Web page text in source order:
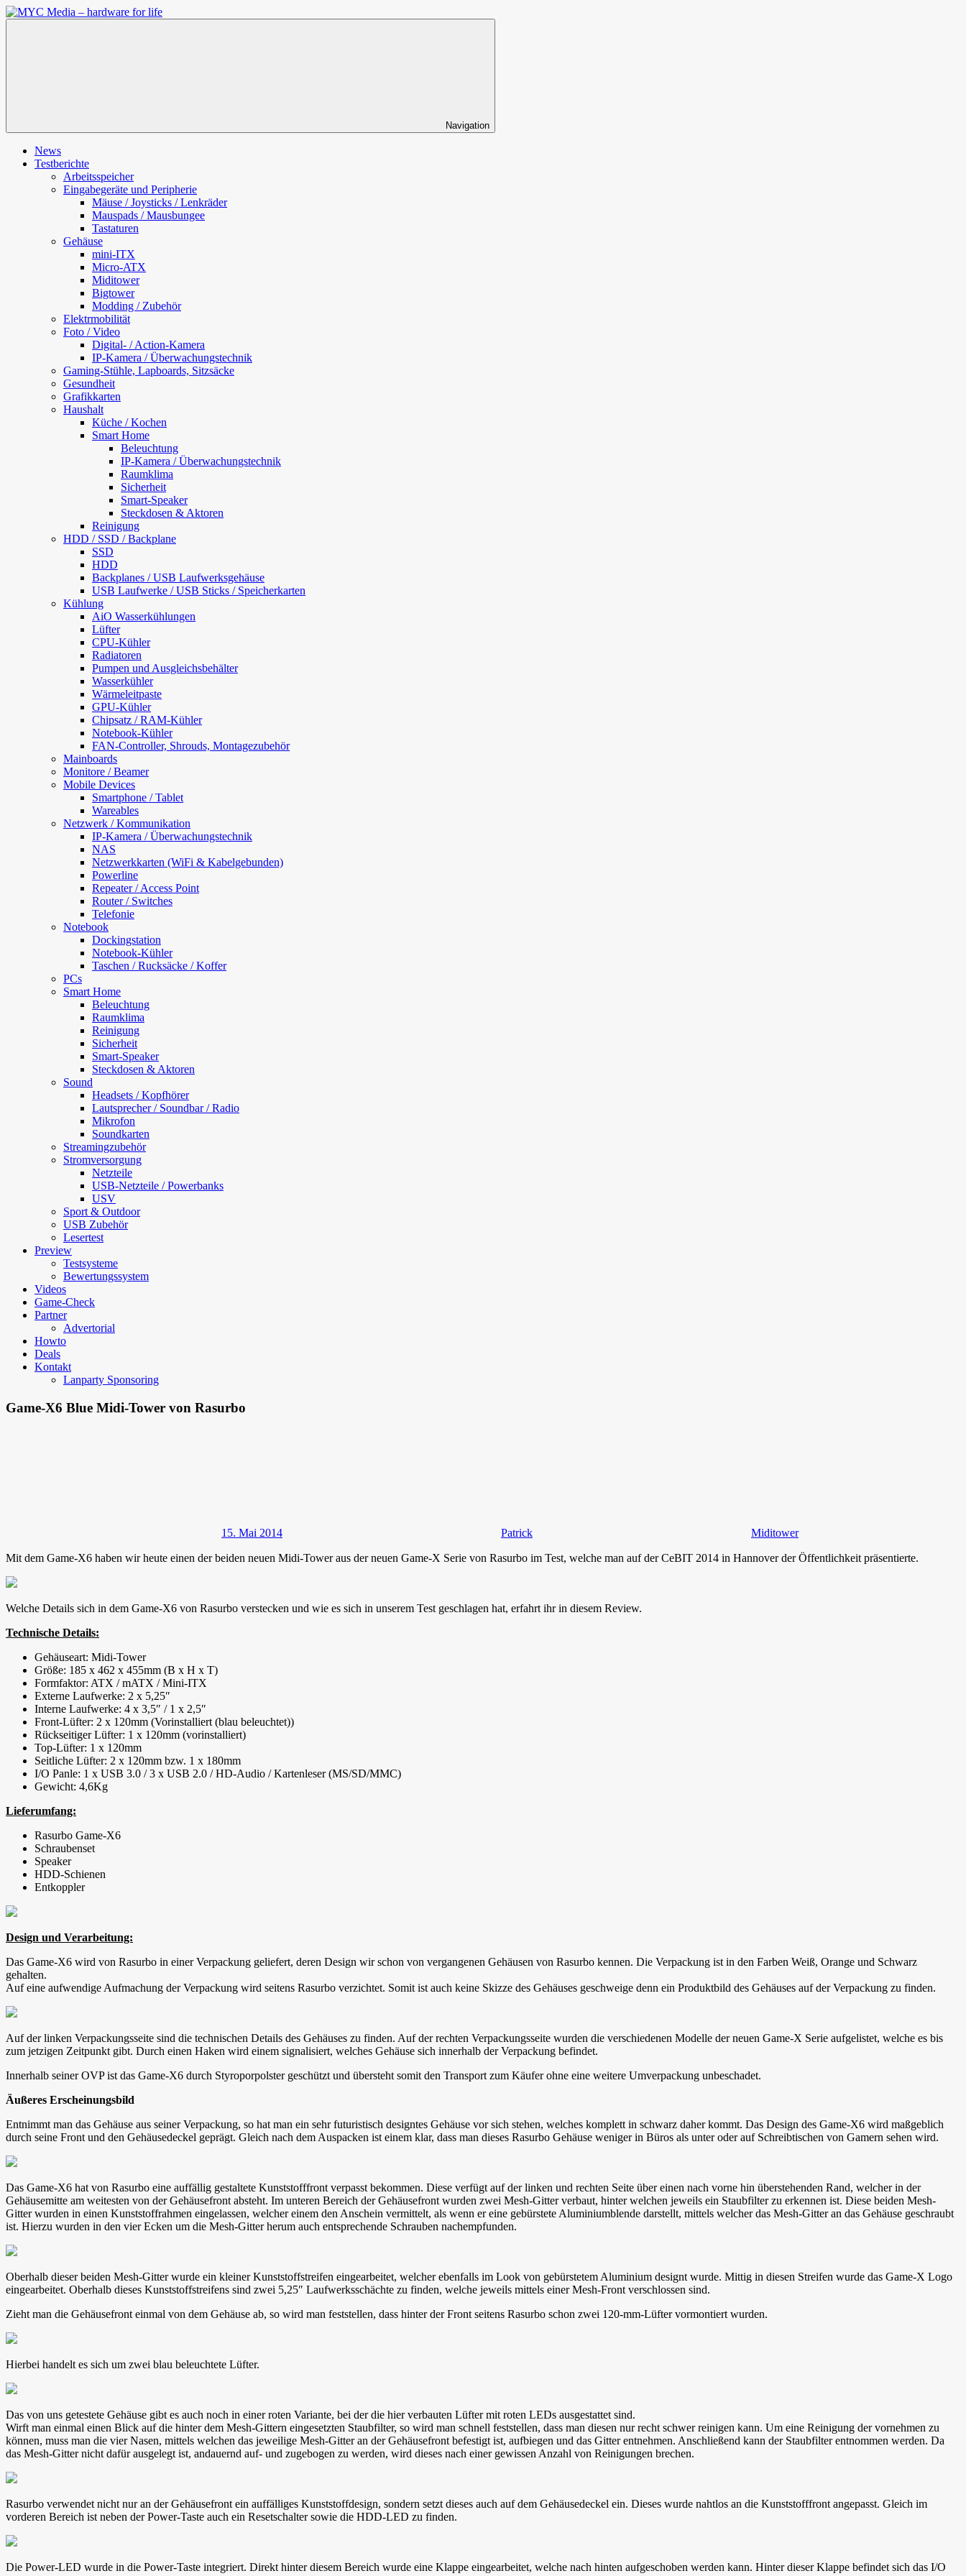
Zum
Inhalt
Navigation
News
Testberichte
Arbeitsspeicher
Eingabegeräte und Peripherie
Mäuse / Joysticks / Lenkräder
Mauspads / Mausbungee
Tastaturen
Gehäuse
mini-ITX
Micro-ATX
Miditower
Bigtower
Modding / Zubehör
Elektrmobilität
Foto / Video
Digital- / Action-Kamera
IP-Kamera / Überwachungstechnik
Gaming-Stühle, Lapboards, Sitzsäcke
Gesundheit
Grafikkarten
Haushalt
Küche / Kochen
Smart Home
Beleuchtung
IP-Kamera / Überwachungstechnik
Raumklima
Sicherheit
Smart-Speaker
Steckdosen & Aktoren
Reinigung
HDD / SSD / Backplane
SSD
HDD
Backplanes / USB Laufwerksgehäuse
USB Laufwerke / USB Sticks / Speicherkarten
Kühlung
AiO Wasserkühlungen
Lüfter
CPU-Kühler
Radiatoren
Pumpen und Ausgleichsbehälter
Wasserkühler
Wärmeleitpaste
GPU-Kühler
Chipsatz / RAM-Kühler
Notebook-Kühler
FAN-Controller, Shrouds, Montagezubehör
Mainboards
Monitore / Beamer
Mobile Devices
Smartphone / Tablet
Wareables
Netzwerk / Kommunikation
IP-Kamera / Überwachungstechnik
NAS
Netzwerkkarten (WiFi & Kabelgebunden)
Powerline
Repeater / Access Point
Router / Switches
Telefonie
Notebook
Dockingstation
Notebook-Kühler
Taschen / Rucksäcke / Koffer
PCs
Smart Home
Beleuchtung
Raumklima
Reinigung
Sicherheit
Smart-Speaker
Steckdosen & Aktoren
Sound
Headsets / Kopfhörer
Lautsprecher / Soundbar / Radio
Mikrofon
Soundkarten
Streamingzubehör
Stromversorgung
Netzteile
USB-Netzteile / Powerbanks
USV
Sport & Outdoor
USB Zubehör
Lesertest
Preview
Testsysteme
Bewertungssystem
Videos
Game-Check
Partner
Advertorial
Howto
Deals
Kontakt
Lanparty Sponsoring
Game-X6 Blue Midi-Tower von Rasurbo
15. Mai 2014 Patrick Miditower
Mit dem Game-X6 haben wir heute einen der beiden neuen Midi-Tower aus der neuen Game-X Serie von Rasurbo im Test, welche man auf der CeBIT 2014 in Hannover der Öffentlichkeit präsentierte.
Welche Details sich in dem Game-X6 von Rasurbo verstecken und wie es sich in unserem Test geschlagen hat, erfahrt ihr in diesem Review.
Technische Details:
Gehäuseart: Midi-Tower
Größe: 185 x 462 x 455mm (B x H x T)
Formfaktor: ATX / mATX / Mini-ITX
Externe Laufwerke: 2 x 5,25″
Interne Laufwerke: 4 x 3,5″ / 1 x 2,5″
Front-Lüfter: 2 x 120mm (Vorinstalliert (blau beleuchtet))
Rückseitiger Lüfter: 1 x 120mm (vorinstalliert)
Top-Lüfter: 1 x 120mm
Seitliche Lüfter: 2 x 120mm bzw. 1 x 180mm
I/O Panle: 1 x USB 3.0 / 3 x USB 2.0 / HD-Audio / Kartenleser (MS/SD/MMC)
Gewicht: 4,6Kg
Lieferumfang:
Rasurbo Game-X6
Schraubenset
Speaker
HDD-Schienen
Entkoppler
Design und Verarbeitung:
Das Game-X6 wird von Rasurbo in einer Verpackung geliefert, deren Design wir schon von vergangenen Gehäusen von Rasurbo kennen. Die Verpackung ist in den Farben Weiß, Orange und Schwarz
gehalten.
Auf eine aufwendige Aufmachung der Verpackung wird seitens Rasurbo verzichtet. Somit ist auch keine Skizze des Gehäuses geschweige denn ein Produktbild des Gehäuses auf der Verpackung zu finden.
Auf der linken Verpackungsseite sind die technischen Details des Gehäuses zu finden. Auf der rechten Verpackungsseite wurden die verschiedenen Modelle der neuen Game-X Serie aufgelistet, welche es bis
zum jetzigen Zeitpunkt gibt. Durch einen Haken wird einem signalisiert, welches Gehäuse sich innerhalb der Verpackung befindet.
Innerhalb seiner OVP ist das Game-X6 durch Styroporpolster geschützt und übersteht somit den Transport zum Käufer ohne eine weitere Umverpackung unbeschadet.
Äußeres Erscheinungsbild
Entnimmt man das Gehäuse aus seiner Verpackung, so hat man ein sehr futuristisch designtes Gehäuse vor sich stehen, welches komplett in schwarz daher kommt. Das Design des Game-X6 wird maßgeblich
durch seine Front und den Gehäusedeckel geprägt. Gleich nach dem Auspacken ist einem klar, dass man dieses Rasurbo Gehäuse weniger in Büros als unter oder auf Schreibtischen von Gamern sehen wird.
Das Game-X6 hat von Rasurbo eine auffällig gestaltete Kunststofffront verpasst bekommen. Diese verfügt auf der linken und rechten Seite über einen nach vorne hin überstehenden Rand, welcher in der
Gehäusemitte am weitesten von der Gehäusefront absteht. Im unteren Bereich der Gehäusefront wurden zwei Mesh-Gitter verbaut, hinter welchen jeweils ein Staubfilter zu erkennen ist. Diese beiden Mesh-
Gitter wurden in einen Kunststoffrahmen eingelassen, welcher einem den Anschein vermittelt, als wenn er eine gebürstete Aluminiumblende darstellt, mittels welcher das Mesh-Gitter an das Gehäuse geschraubt
ist. Hierzu wurden in den vier Ecken um die Mesh-Gitter herum auch entsprechende Schrauben nachempfunden.
Oberhalb dieser beiden Mesh-Gitter wurde ein kleiner Kunststoffstreifen eingearbeitet, welcher ebenfalls im Look von gebürstetem Aluminium designt wurde. Mittig in diesen Streifen wurde das Game-X Logo
eingearbeitet. Oberhalb dieses Kunststoffstreifens sind zwei 5,25″ Laufwerksschächte zu finden, welche jeweils mittels einer Mesh-Front verschlossen sind.
Zieht man die Gehäusefront einmal von dem Gehäuse ab, so wird man feststellen, dass hinter der Front seitens Rasurbo schon zwei 120-mm-Lüfter vormontiert wurden.
Hierbei handelt es sich um zwei blau beleuchtete Lüfter.
Das von uns getestete Gehäuse gibt es auch noch in einer roten Variante, bei der die hier verbauten Lüfter mit roten LEDs ausgestattet sind.
Wirft man einmal einen Blick auf die hinter dem Mesh-Gittern eingesetzten Staubfilter, so wird man schnell feststellen, dass man diesen nur recht schwer reinigen kann. Um eine Reinigung der vornehmen zu
können, muss man die vier Nasen, mittels welchen das jeweilige Mesh-Gitter an der Gehäusefront befestigt ist, aufbiegen und das Gitter entnehmen. Anschließend kann der Staubfilter entnommen werden. Da
das Mesh-Gitter nicht dafür ausgelegt ist, andauernd auf- und zugebogen zu werden, wird dieses nach einer gewissen Anzahl von Reinigungen brechen.
Rasurbo verwendet nicht nur an der Gehäusefront ein auffälliges Kunststoffdesign, sondern setzt dieses auch auf dem Gehäusedeckel ein. Dieses wurde nahtlos an die Kunststofffront angepasst. Gleich im
vorderen Bereich ist neben der Power-Taste auch ein Resetschalter sowie die HDD-LED zu finden.
Die Power-LED wurde in die Power-Taste integriert. Direkt hinter diesem Bereich wurde eine Klappe eingearbeitet, welche nach hinten aufgeschoben werden kann. Hinter dieser Klappe befindet sich das I/O